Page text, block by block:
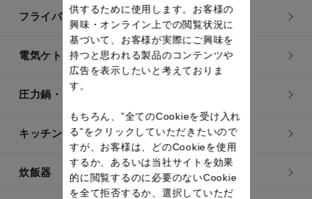
フライパン・鍋
電気ケトル
圧力鍋・電気圧力鍋
キッチン用品
炊飯器
供するために使用します。お客様の
興味・オンライン上での閲覧状況に
基づいて、お客様が実際にご興味を
持つと思われる製品のコンテンツや
広告を表示したいと考えておりま
す。
もちろん、”全てのCookieを受け入れ
る”をクリックしていただきたいので
すが、お客様は、どのCookieを使用
するか、あるいは当社サイトを効果
的に閲覧するのに必要のないCookie
を全て拒否するか、選択していただ